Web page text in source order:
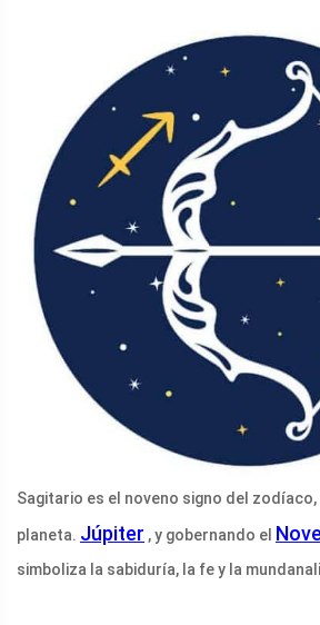
Sagitario es el noveno signo del zodíaco,
planeta. Júpiter , y gobernando el
simboliza la sabiduría, la fe y la